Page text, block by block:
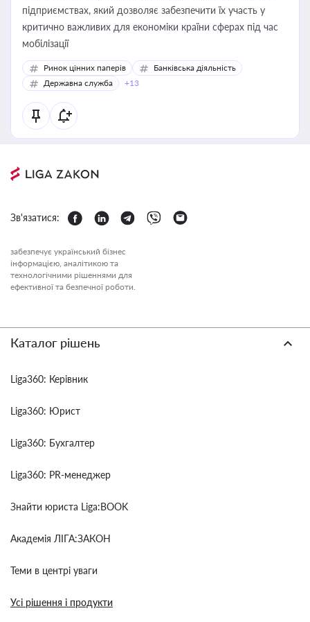
підприємствах, який дозволяє забезпечити їх участь у
критично важливих для економіки країни сферах під час
мобілізації
Ринок цінних паперів
Банківська діяльність
Державна служба
+13
Зв'язатися:
забезпечує український бізнес
інформацією, аналітикою та
технологічними рішеннями для
ефективної та безпечної роботи.
Каталог рішень
Liga360: Керівник
Liga360: Юрист
Liga360: Бухгалтер
Liga360: PR-менеджер
Знайти юриста Liga:BOOK
Академія ЛІГА:ЗАКОН
Теми в центрі уваги
Усі рішення і продукти